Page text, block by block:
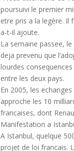
poursuivi le premier
etre pris a la legère. Il
a-t-il ajoute.
La semaine passee,
deja prevenu que
lourdes
entre les deux pays.
En 2005, les
approche les 10
francaises, dont
Manifestation a
A Istanbul, quelque
projet de loi francais.